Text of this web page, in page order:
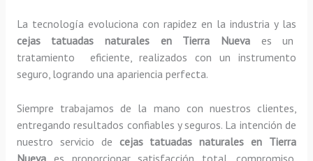
La tecnología evoluciona con rapidez en la industria y las
cejas tatuadas naturales en Tierra Nuevaes un
tratamiento eficiente, realizados con un instrumento
seguro, logrando una apariencia perfecta.
Siempre trabajamos de la mano con nuestros clientes,
entregando resultados confiables y seguros. La intención de
nuestro servicio de cejas tatuadas naturales en Tierra
Nueva es proporcionar satisfacción total, compromiso,